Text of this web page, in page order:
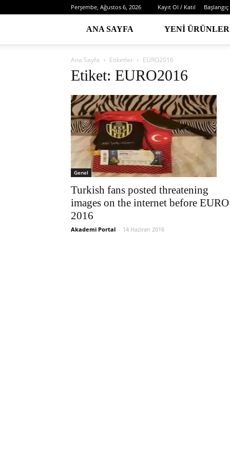
Perşembe, Ağustos 6, 2026 Kayıt Ol / Katıl Başlangıç
ANA SAYFA YENI ÜRÜNLER
Ana Sayfa Etiketler EURO2016
Etiket: EURO2016
Genel
Turkish fans posted threatening
images on the internet before EURO
2016
Akademi Portal - 14 Haziran 2016